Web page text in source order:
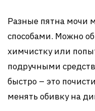
Разные пятна мочи
способами. Можно
химчистку или
подручными
быстро – это
менять обивку на